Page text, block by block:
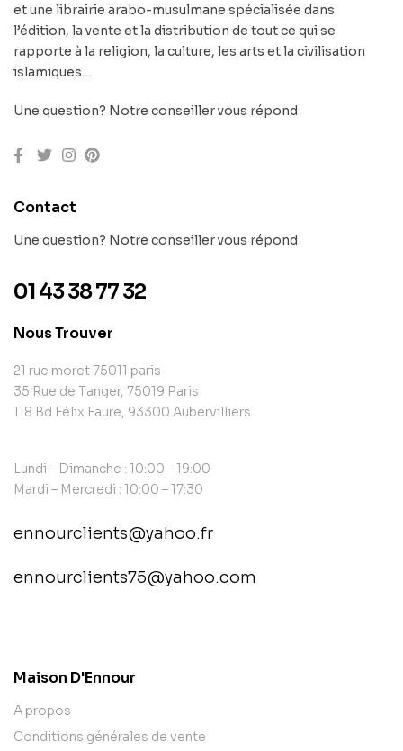
et une librairie arabo-musulmane spécialisée dans
l’édition, la vente et la distribution de tout ce qui se
rapporte à la religion, la culture, les arts et la civilisation
islamiques…
Une question? Notre conseiller vous répond
Contact
Une question? Notre conseiller vous répond
01 43 38 77 32
Nous Trouver
21 rue moret 75011 paris
35 Rue de Tanger, 75019 Paris
118 Bd Félix Faure, 93300 Aubervilliers
Lundi – Dimanche : 10:00 – 19:00
Mardi – Mercredi : 10:00 – 17:30
ennourclients@yahoo.fr
ennourclients75@yahoo.com
Maison D'Ennour
A propos
Conditions générales de vente